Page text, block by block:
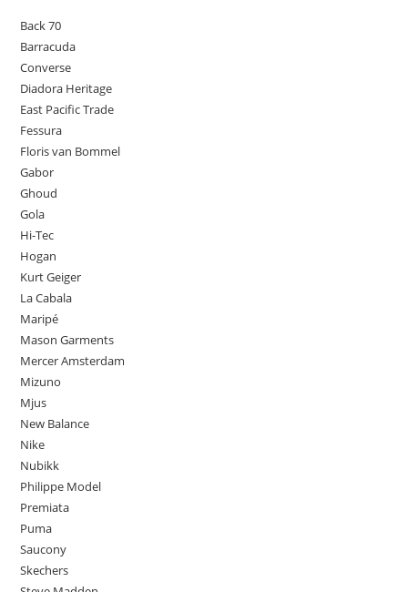
Back 70
Barracuda
Converse
Diadora Heritage
East Pacific Trade
Fessura
Floris van Bommel
Gabor
Ghoud
Gola
Hi-Tec
Hogan
Kurt Geiger
La Cabala
Maripé
Mason Garments
Mercer Amsterdam
Mizuno
Mjus
New Balance
Nike
Nubikk
Philippe Model
Premiata
Puma
Saucony
Skechers